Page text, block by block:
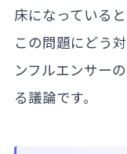
床になっていると
この問題にどう
ンフルエンサー
る議論です。